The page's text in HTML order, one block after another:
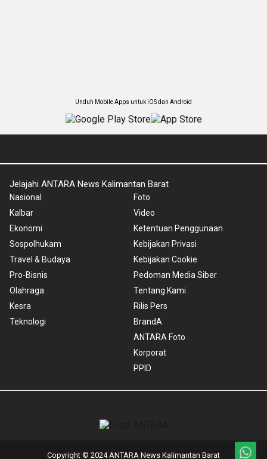
Unduh Mobile Apps untuk iOS dan Android
Jelajahi ANTARA News Kalimantan Barat
Nasional
Kalbar
Ekonomi
Sospolhukam
Travel & Budaya
Pro-Bisnis
Olahraga
Kesra
Teknologi
Foto
Video
Ketentuan Penggunaan
Kebijakan Privasi
Kebijakan Cookie
Pedoman Media Siber
Tentang Kami
Rilis Pers
BrandA
ANTARA Foto
Korporat
PPID
Copyright © 2024 ANTARA News Kalimantan Barat